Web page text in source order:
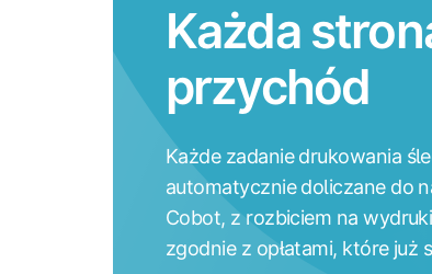
Każda
przychód
Każde zadanie drukowania
automatycznie doliczane do
Cobot, z rozbiciem na
zgodnie z opłatami, które już